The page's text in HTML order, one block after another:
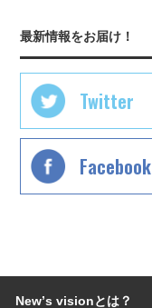
最新情報をお届け！
Twitter
Facebook
Newʼs visionとは？